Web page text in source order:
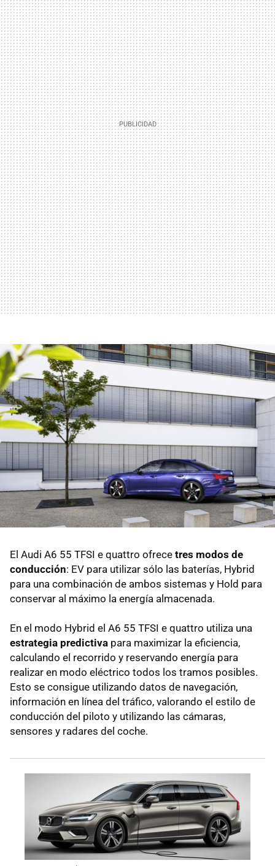
El Audi A6 55 TFSI e quattro ofrece tres modos de
conducción: EV para utilizar sólo las baterías, Hybrid
para una combinación de ambos sistemas y Hold para
conservar al máximo la energía almacenada.
En el modo Hybrid el A6 55 TFSI e quattro utiliza una
estrategia predictiva para maximizar la eficiencia,
calculando el recorrido y reservando energía para
realizar en modo eléctrico todos los tramos posibles.
Esto se consigue utilizando datos de navegación,
información en línea del tráfico, valorando el estilo de
conducción del piloto y utilizando las cámaras,
sensores y radares del coche.